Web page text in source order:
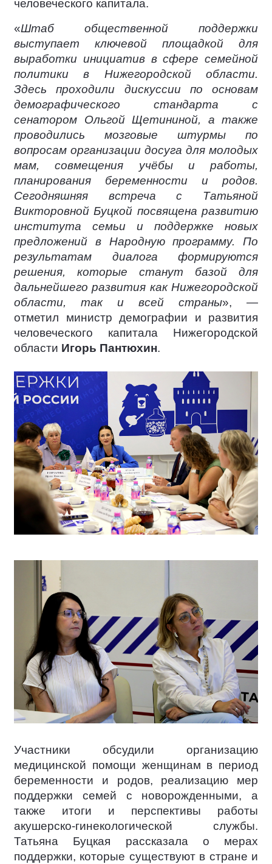
человеческого капитала.
«Штаб общественной поддержки
выступает ключевой площадкой для
выработки инициатив в сфере семейной
политики в Нижегородской области.
Здесь проходили дискуссии по основам
демографического стандарта с
сенатором Ольгой Щетининой, а также
проводились мозговые штурмы по
вопросам организации досуга для молодых
мам, совмещения учёбы и работы,
планирования беременности и родов.
Сегодняшняя встреча с Татьяной
Викторовной Буцкой посвящена развитию
института семьи и поддержке новых
предложений в Народную программу. По
результатам диалога формируются
решения, которые станут базой для
дальнейшего развития как Нижегородской
области, так и всей страны», —
отметил министр демографии и развития
человеческого капитала Нижегородской
области Игорь Пантюхин.
Участники обсудили организацию
медицинской помощи женщинам в период
беременности и родов, реализацию мер
поддержки семей с новорожденными, а
также итоги и перспективы работы
акушерско-гинекологической службы.
Татьяна Буцкая рассказала о мерах
поддержки, которые существуют в стране и